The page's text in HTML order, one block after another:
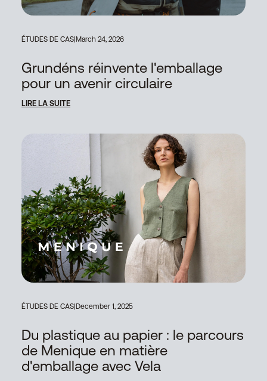
ÉTUDES DE CAS March 24, 2026
Grundéns réinvente l'emballage
pour un avenir circulaire
LIRE LA SUITE
ÉTUDES DE CAS December 1, 2025
Du plastique au papier : le parcours
de Menique en matière
d'emballage avec Vela